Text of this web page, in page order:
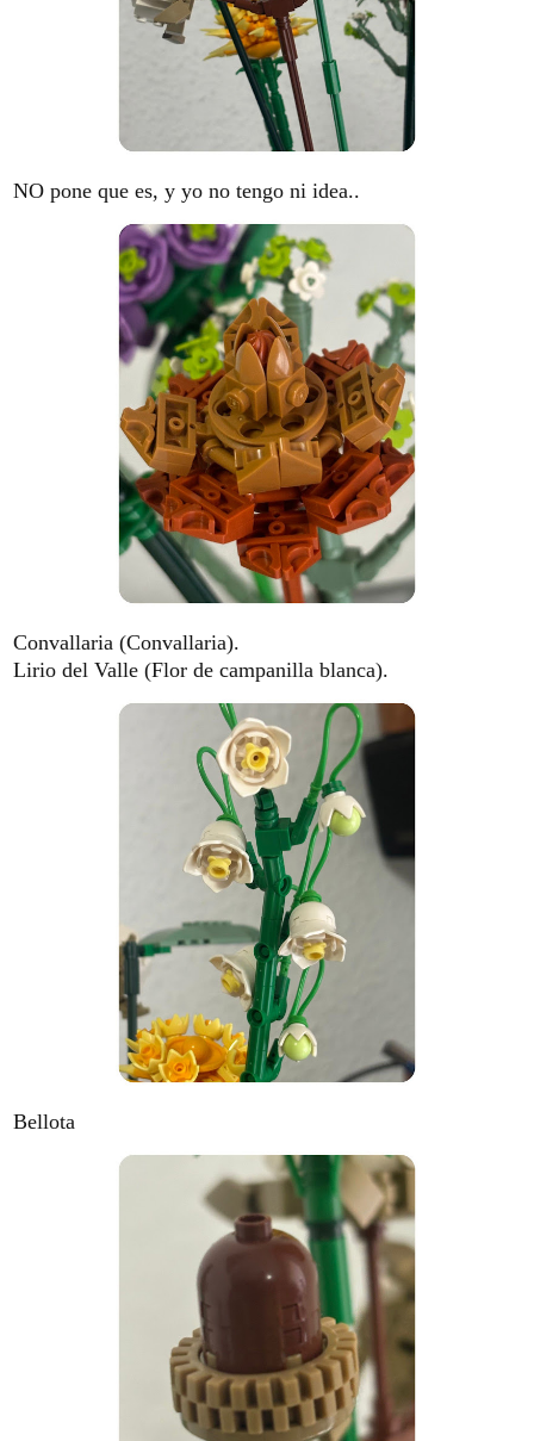
NO pone que es, y yo no tengo ni idea..
Convallaria (Convallaria).
Lirio del Valle (Flor de campanilla blanca).
Bellota